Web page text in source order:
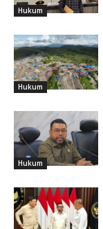
Hukum
Hukum
Hukum